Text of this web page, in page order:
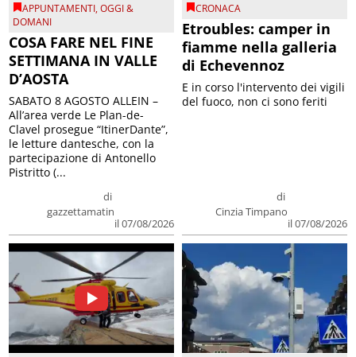
APPUNTAMENTI,OGGI &
DOMANI
COSA FARE NEL FINE
SETTIMANA IN VALLE
D’AOSTA
di
gazzettamatin
il 07/08/2026
SABATO 8 AGOSTO ALLEIN –
All’area verde Le Plan-de-
Clavel prosegue “ItinerDante”,
le letture dantesche, con la
partecipazione di Antonello
Pistritto (...
CRONACA
Etroubles: camper in
fiamme nella galleria
di Echevennoz
di
Cinzia Timpano
il 07/08/2026
E in corso l'intervento dei vigili
del fuoco, non ci sono feriti